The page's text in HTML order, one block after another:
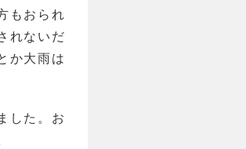
もおられ
れないだ
か大雨は
した。お